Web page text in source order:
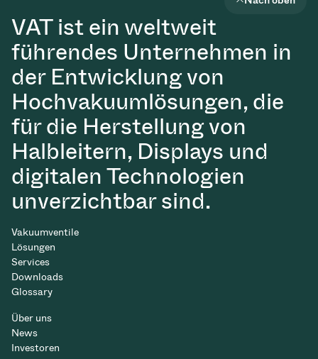
VAT ist ein weltweit
führendes Unternehmen in
der Entwicklung von
Hochvakuumlösungen, die
für die Herstellung von
Halbleitern, Displays und
digitalen Technologien
unverzichtbar sind.
Vakuumventile
Lösungen
Services
Downloads
Glossary
Über uns
News
Investoren